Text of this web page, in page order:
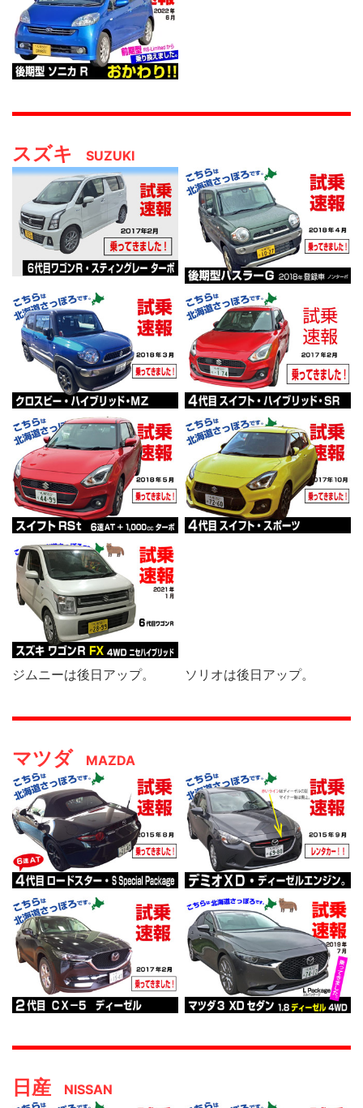
スズキ SUZUKI
ジムニーは後日アップ。 ソリオは後日アップ。
マツダ MAZDA
日産 NISSAN